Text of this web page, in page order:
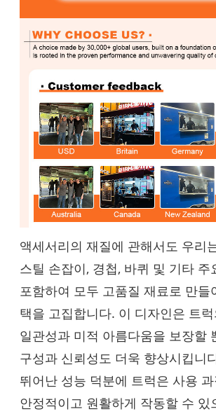
액세서리의 재질에 관해서도 우리
스틸 손잡이, 경첩, 바퀴 및 기타 주
포함하여 모두 고품질 재료로 만들
택을 고집합니다. 이 디자인은 트
일관성과 미적 아름다움을 보장할
구성과 신뢰성도 더욱 향상시킵니
뛰어난 성능 덕분에 트럭은 사용
안정적이고 원활하게 작동할 수 있